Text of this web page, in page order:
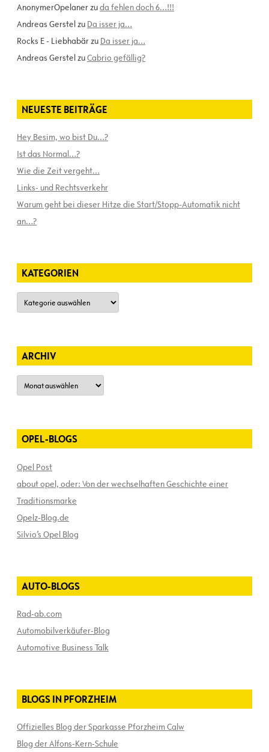
AnonymerOpelanerzuda fehlen doch 6…!!!
Andreas Gerstelzu Da isser ja…
Rocks E - Liebhabärzu Da isser ja…
Andreas GerstelzuCabrio gefällig?
NEUESTE BEITRÄGE
Hey Besim, wo bist Du…?
Ist das Normal…?
Wie die Zeit vergeht…
Links- und Rechtsverkehr
Warum geht bei dieser Hitze die Start/Stopp-Automatik nicht
an…?
KATEGORIEN
Kategorien
ARCHIV
Archiv
OPEL-BLOGS
Opel Post
about opel, oder: Von der wechselhaften Geschichte einer
Traditionsmarke
Opelz-Blog.de
Silvio’s Opel Blog
AUTO-BLOGS
Rad-ab.com
Automobilverkäufer-Blog
Automotive Business Talk
BLOGS IN PFORZHEIM
Offizielles Blog der Sparkasse Pforzheim Calw
Blog der Alfons-Kern-Schule